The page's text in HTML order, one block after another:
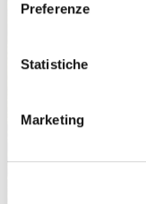
Preferenze
Statistiche
Marketing